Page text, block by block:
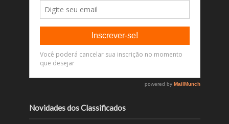
Novidades dos Classificados